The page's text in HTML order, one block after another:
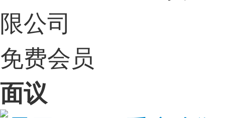
限公司
免费会员
面议